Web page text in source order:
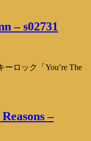
– s02731
ロック「You’re The
–